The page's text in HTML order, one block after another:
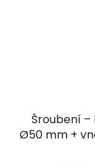
Šroubení
Ø50 mm +